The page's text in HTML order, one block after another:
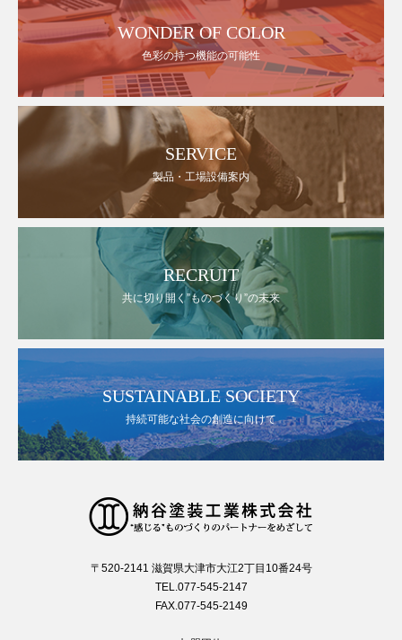
WONDER OF COLOR
色彩の持つ機能の可能性
SERVICE
製品・工場設備案内
RECRUIT
共に切り開く”ものづくり”の未来
SUSTAINABLE SOCIETY
持続可能な社会の創造に向けて
〒520-2141 滋賀県大津市大江2丁目10番24号
TEL.077-545-2147
FAX.077-545-2149